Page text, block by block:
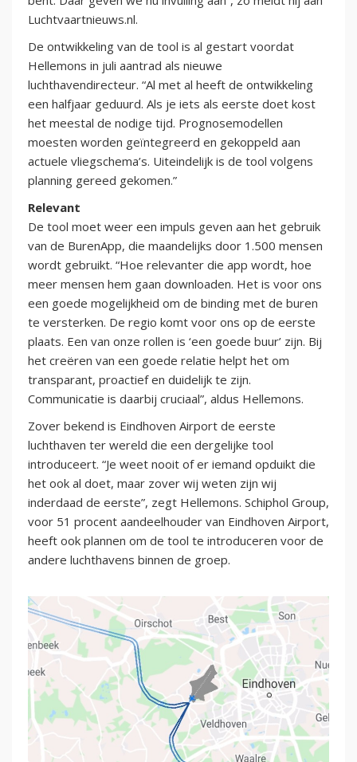
Luchtvaartnieuws.nl.
De ontwikkeling van de tool is al gestart voordat
Hellemons in juli aantrad als nieuwe
luchthavendirecteur. “Al met al heeft de ontwikkeling
een halfjaar geduurd. Als je iets als eerste doet kost
het meestal de nodige tijd. Prognosemodellen
moesten worden geïntegreerd en gekoppeld aan
actuele vliegschema’s. Uiteindelijk is de tool volgens
planning gereed gekomen.”
Relevant
De tool moet weer een impuls geven aan het gebruik
van de BurenApp, die maandelijks door 1.500 mensen
wordt gebruikt. “Hoe relevanter die app wordt, hoe
meer mensen hem gaan downloaden. Het is voor ons
een goede mogelijkheid om de binding met de buren
te versterken. De regio komt voor ons op de eerste
plaats. Een van onze rollen is ‘een goede buur’ zijn. Bij
het creëren van een goede relatie helpt het om
transparant, proactief en duidelijk te zijn.
Communicatie is daarbij cruciaal”, aldus Hellemons.
Zover bekend is Eindhoven Airport de eerste
luchthaven ter wereld die een dergelijke tool
introduceert. “Je weet nooit of er iemand opduikt die
het ook al doet, maar zover wij weten zijn wij
inderdaad de eerste”, zegt Hellemons. Schiphol Group,
voor 51 procent aandeelhouder van Eindhoven Airport,
heeft ook plannen om de tool te introduceren voor de
andere luchthavens binnen de groep.